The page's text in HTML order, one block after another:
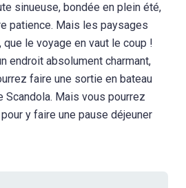
sinueuse, bondée en plein été,
patience. Mais les paysages
le voyage en vaut le coup !
endroit absolument charmant,
faire une sortie en bateau
Scandola. Mais vous pourrez
y faire une pause déjeuner